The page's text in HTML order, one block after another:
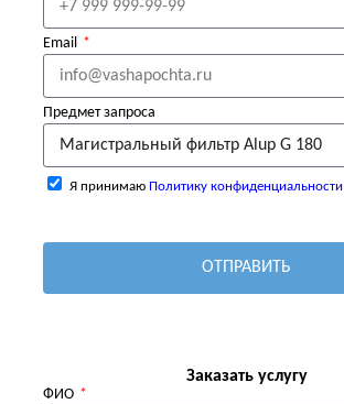
Email
Предмет запроса
Я принимаю Политику конфиденциальности
ОТПРАВИТЬ
Заказать услугу
ФИО